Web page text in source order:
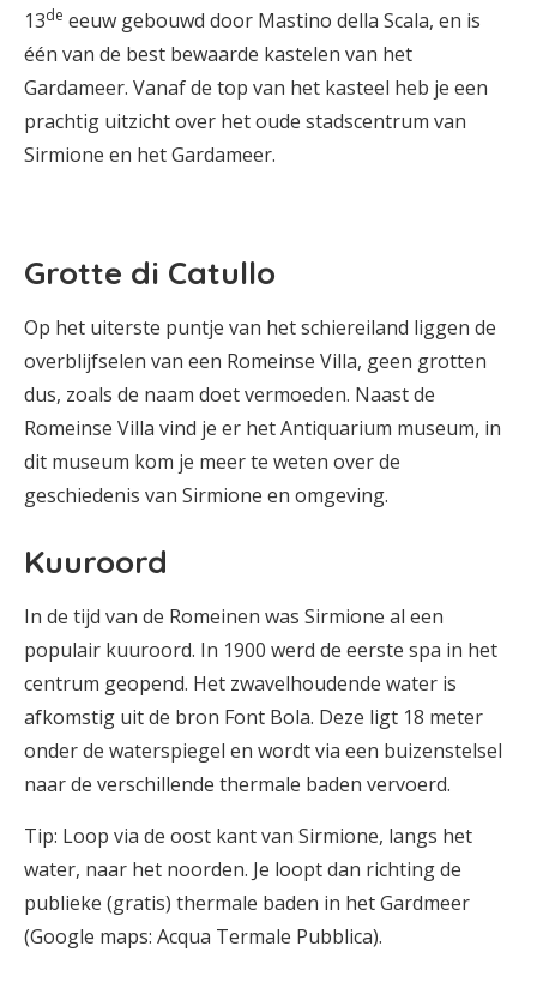
13de eeuw gebouwd door Mastino della Scala, en is
één van de best bewaarde kastelen van het
Gardameer. Vanaf de top van het kasteel heb je een
prachtig uitzicht over het oude stadscentrum van
Sirmione en het Gardameer.
Grotte di Catullo
Op het uiterste puntje van het schiereiland liggen de
overblijfselen van een Romeinse Villa, geen grotten
dus, zoals de naam doet vermoeden. Naast de
Romeinse Villa vind je er het Antiquarium museum, in
dit museum kom je meer te weten over de
geschiedenis van Sirmione en omgeving.
Kuuroord
In de tijd van de Romeinen was Sirmione al een
populair kuuroord. In 1900 werd de eerste spa in het
centrum geopend. Het zwavelhoudende water is
afkomstig uit de bron Font Bola. Deze ligt 18 meter
onder de waterspiegel en wordt via een buizenstelsel
naar de verschillende thermale baden vervoerd.
Tip: Loop via de oost kant van Sirmione, langs het
water, naar het noorden. Je loopt dan richting de
publieke (gratis) thermale baden in het Gardmeer
(Google maps: Acqua Termale Pubblica).